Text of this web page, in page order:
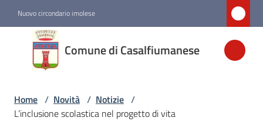
Nuovo circondario imolese
Comune di Casalfiumanese
Comune di
Casalfiumanese
Amministrazione
Home / Novità / Notizie /
L’inclusione scolastica nel progetto di vita